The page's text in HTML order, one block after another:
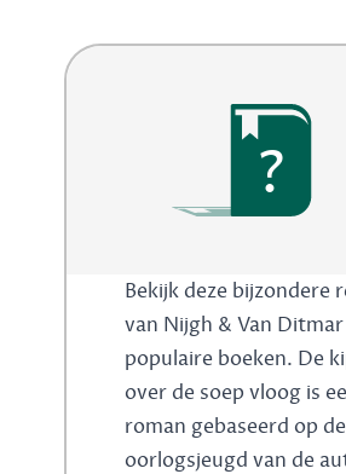
?
Bekijk deze bijzondere
van Nijgh & Van
populaire boeken. De
over de soep vloog is
roman gebaseerd op de
oorlogsjeugd van de